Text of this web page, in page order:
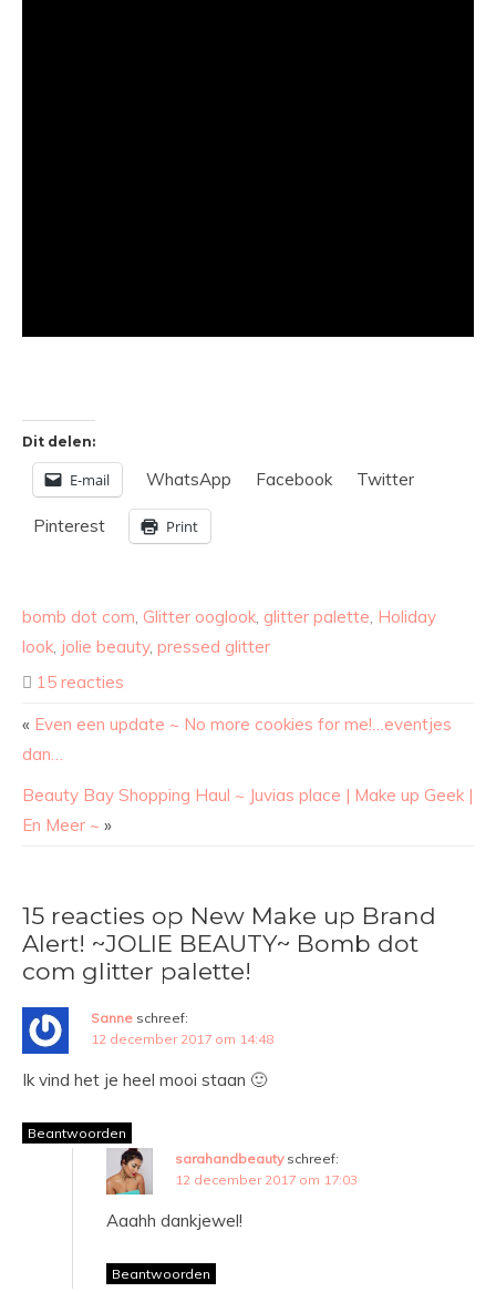
Dit delen:
E-mail WhatsApp Facebook Twitter
Pinterest Print
bomb dot com Glitter ooglook glitter palette Holiday
look jolie beauty, pressed glitter
15 reacties
« Even een update ~ No more cookies for me!…eventjes
dan…
Beauty Bay Shopping Haul ~ Juvias place | Make up Geek |
En Meer ~ »
15 reacties op New Make up Brand
Alert! ~JOLIE BEAUTY~ Bomb dot
com glitter palette!
Sanne schreef:
12 december 2017 om 14:48
Ik vind het je heel mooi staan 🙂
Beantwoorden
sarahandbeauty schreef:
12 december 2017 om 17:03
Aaahh dankjewel!
Beantwoorden